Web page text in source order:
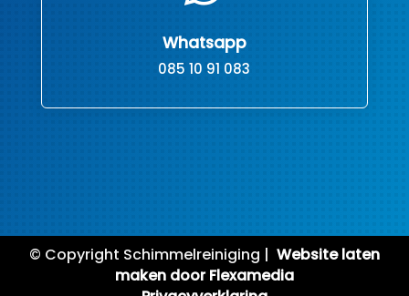
Whatsapp
085 10 91 083
© Copyright Schimmelreiniging | Website laten
maken door Flexamedia